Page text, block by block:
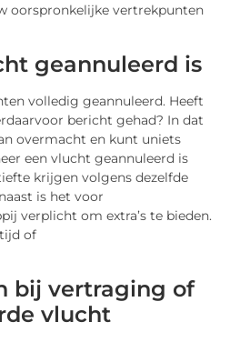
oorspronkelijke vertrekpunten
geannuleerd is
volledig geannuleerd. Heeft
daarvoor bericht gehad? In dat
overmacht en kunt uniets
een vlucht geannuleerd is
te krijgen volgens dezelfde
is het voor
verplicht om extra’s te bieden.
of
bij vertraging of
vlucht